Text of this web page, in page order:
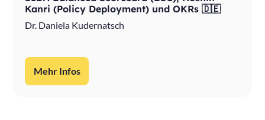
Kanri (Policy Deployment) und OKRs 🇩🇪
Dr. Daniela Kudernatsch
Mehr Infos